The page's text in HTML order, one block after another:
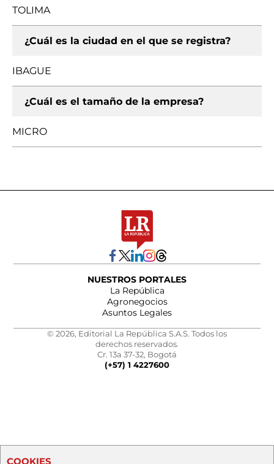
TOLIMA
¿Cuál es la ciudad en el que se registra?
IBAGUE
¿Cuál es el tamaño de la empresa?
MICRO
NUESTROS PORTALES
La República
Agronegocios
Asuntos Legales
© 2026, Editorial La República S.A.S. Todos los
derechos reservados.
Cr. 13a 37-32, Bogotá
(+57) 1 4227600
COOKIES